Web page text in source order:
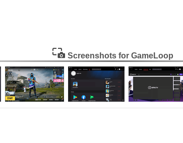
Screenshots for GameLoop